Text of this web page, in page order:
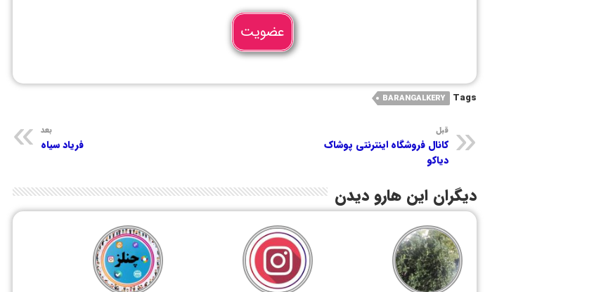
عضویت
Tags
BARANGALKERY
قبل
کانال فروشگاه اینترنتی پوشاک
دیاکو
بعد
فریاد سیاه
دیگران این هارو دیدن